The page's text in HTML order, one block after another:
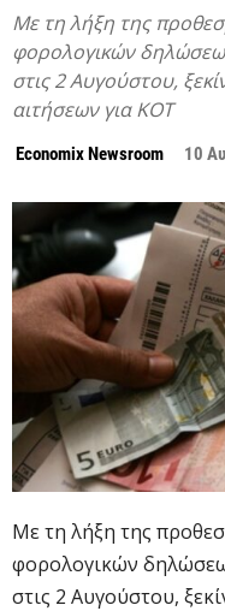
Με τη λήξη της
φορολογικών
στις 2 Αυγούστου,
αιτήσεων για ΚΟΤ
Economix Newsroom 10
Με τη λήξη της
φορολογικών
στις 2 Αυγούστου,